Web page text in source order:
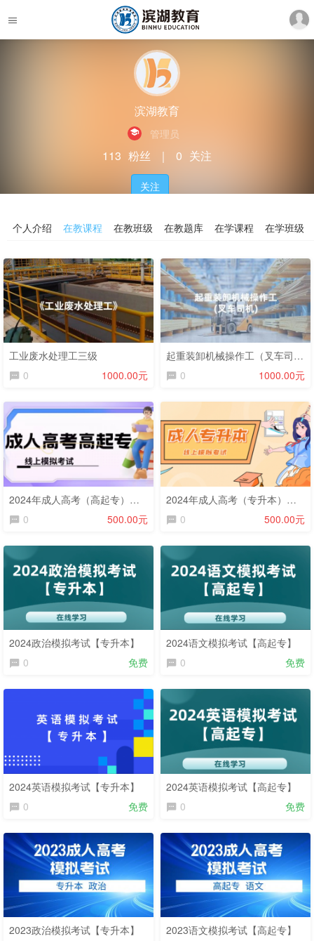
滨湖教育
管理员
113 粉丝 ｜ 0 关注
关注
个人介绍 在教课程 在教班级 在教题库 在学课程 在学班级
工业废水处理工三级
0
1000.00元
起重装卸机械操作工（叉车司机）五级
0
1000.00元
2024年成人高考（高起专）模拟考试
0
500.00元
2024年成人高考（专升本）模拟考试
0
500.00元
2024政治模拟考试【专升本】
0
免费
2024语文模拟考试【高起专】
0
免费
2024英语模拟考试【专升本】
0
免费
2024英语模拟考试【高起专】
0
免费
2023政治模拟考试【专升本】
2023语文模拟考试【高起专】